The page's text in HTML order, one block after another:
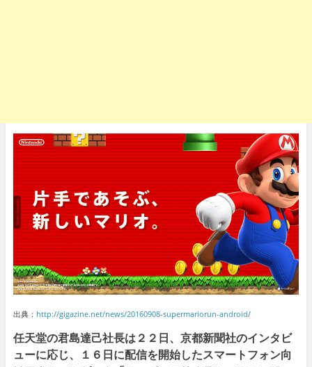
出典： http://gigazine.net/news/20160908-supermariorun-android/
任天堂の君島達己社長は２２日、京都新聞社のインタビ
ューに応じ、１６日に配信を開始したスマートフォン向